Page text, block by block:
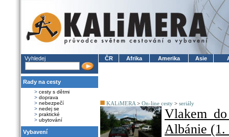
Vyhledej
Rady na cesty
> cesty s dětmi
> doprava
> nebezpečí
> nedej se
> praktické
> ubytování
Vybavení
ČR Afrika Amerika Asie
KALiMERA > On-line cesty > seriály
Vlakem
Albánie